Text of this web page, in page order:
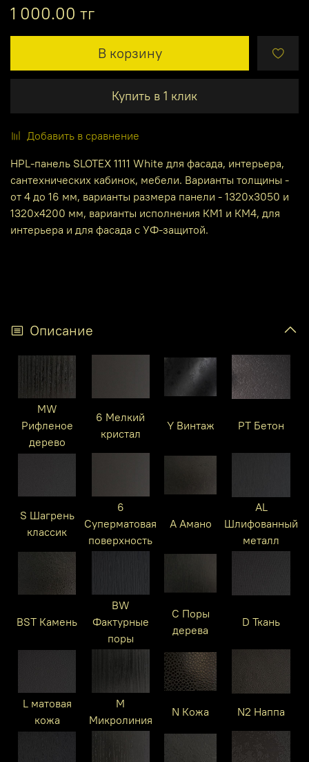
1 000.00 тг
В корзину
Купить в 1 клик
Добавить в сравнение
HPL-панель SLOTEX 1111 White для фасада, интерьера,
сантехнических кабинок, мебели. Варианты толщины -
от 4 до 16 мм, варианты размера панели - 1320х3050 и
1320х4200 мм, варианты исполнения КМ1 и КМ4, для
интерьера и для фасада с УФ-защитой.
Описание
MW
Рифленое
дерево
6 Мелкий
кристал
Y Винтаж PT Бетон
S Шагрень
классик
6
Суперматовая
поверхность
A Амано
AL
Шлифованный
металл
BST Камень
BW
Фактурные
поры
C Поры
дерева
D Ткань
L матовая
кожа
M
Микролиния
N Кожа N2 Наппа